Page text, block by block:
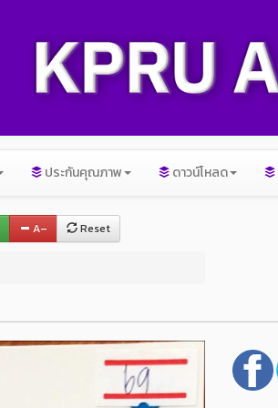
ประกันคุณภาพ ดาวน์โหลด
A– Reset